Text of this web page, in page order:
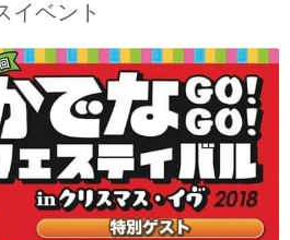
イベント